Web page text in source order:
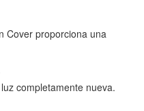
Cover proporciona una
completamente nueva.